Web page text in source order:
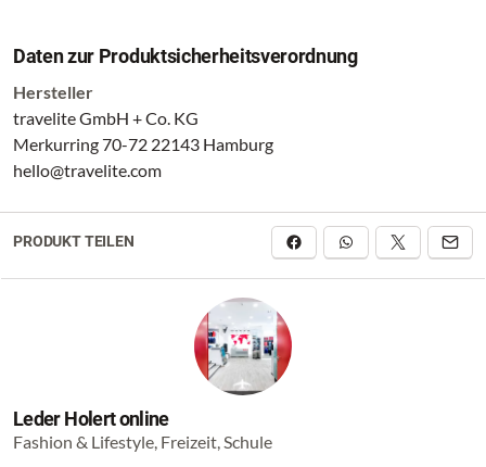
Daten zur Produktsicherheitsverordnung
Hersteller
travelite GmbH + Co. KG
Merkurring 70-72 22143 Hamburg
hello@travelite.com
PRODUKT TEILEN
Leder Holert online
Fashion & Lifestyle, Freizeit, Schule